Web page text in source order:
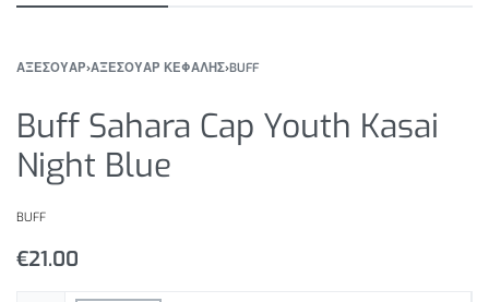
ΑΞΕΣΟΥΑΡ›ΑΞΕΣΟΥΑΡ ΚΕΦΑΛΗΣ›BUFF
Buff Sahara Cap Youth Kasai
Night Blue
BUFF
€21.00